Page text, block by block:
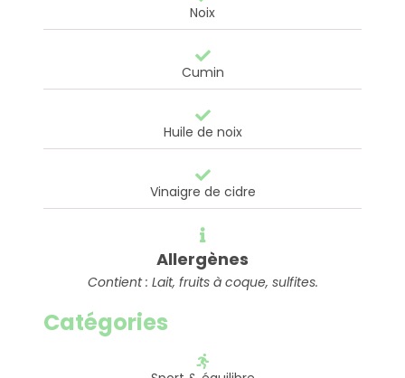
Noix
Cumin
Huile de noix
Vinaigre de cidre
Allergènes
Contient : Lait, fruits à coque, sulfites.
Catégories